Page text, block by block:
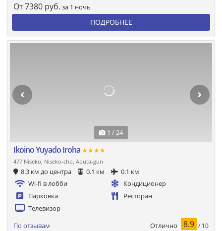
От7380 руб. за 1 ночь
ПОДРОБНЕЕ
1 / 24
Ikoino Yuyado Iroha ★★★★
477 Niseko, Niseko-cho, Abuta-gun
8.3 км до центра 0.1 км
0.1 км
Wi-fi в лобби
Кондиционер
Парковка
Ресторан
Телевизор
По отзывам Отлично 8.9 / 10